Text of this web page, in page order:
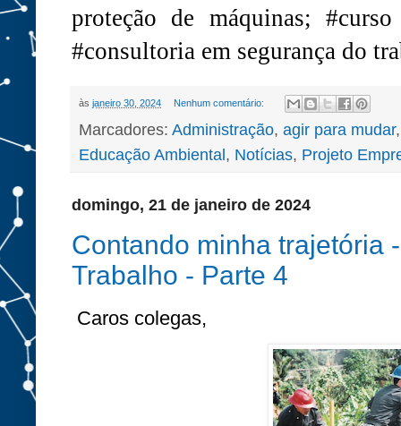
proteção de máquinas;
#consultoria em segurança do
às janeiro 30, 2024 Nenhum comentário:
Marcadores: Administração, agir para mudar
Educação Ambiental , Notícias, Projeto
domingo, 21 de janeiro de 2024
Contando minha trajetória
Trabalho - Parte 4
Caros colegas,